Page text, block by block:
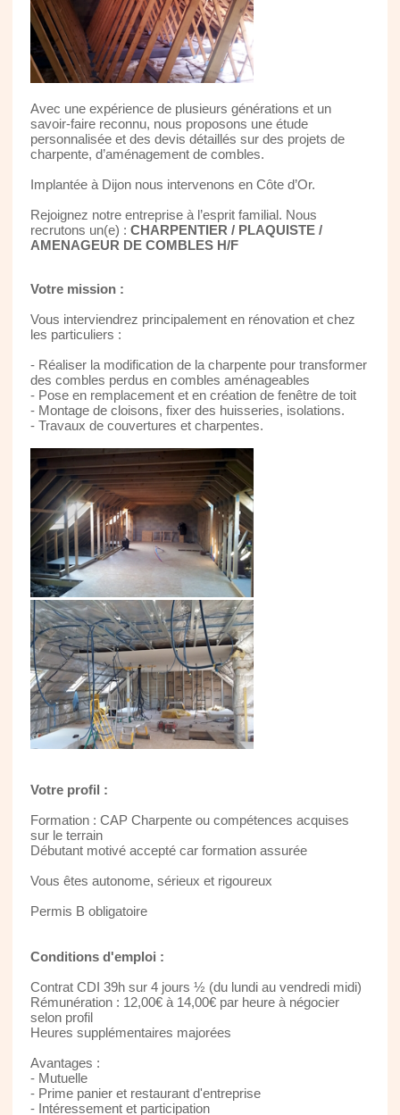
Avec une expérience de plusieurs générations et un
savoir-faire reconnu, nous proposons une étude
personnalisée et des devis détaillés sur des projets de
charpente, d’aménagement de combles.
Implantée à Dijon nous intervenons en Côte d’Or.
Rejoignez notre entreprise à l’esprit familial. Nous
recrutons un(e) : CHARPENTIER / PLAQUISTE /
AMENAGEUR DE COMBLES H/F
Votre mission :
Vous interviendrez principalement en rénovation et chez
les particuliers :
- Réaliser la modification de la charpente pour transformer
des combles perdus en combles aménageables
- Pose en remplacement et en création de fenêtre de toit
- Montage de cloisons, fixer des huisseries, isolations.
- Travaux de couvertures et charpentes.
Votre profil :
Formation : CAP Charpente ou compétences acquises
sur le terrain
Débutant motivé accepté car formation assurée
Vous êtes autonome, sérieux et rigoureux
Permis B obligatoire
Conditions d'emploi :
Contrat CDI 39h sur 4 jours ½ (du lundi au vendredi midi)
Rémunération : 12,00€ à 14,00€ par heure à négocier
selon profil
Heures supplémentaires majorées
Avantages :
- Mutuelle
- Prime panier et restaurant d'entreprise
- Intéressement et participation